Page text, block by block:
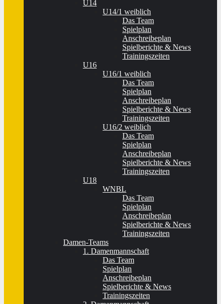
U14
U14/1 weiblich
Das Team
Spielplan
Anschreibeplan
Spielberichte & News
Trainingszeiten
U16
U16/1 weiblich
Das Team
Spielplan
Anschreibeplan
Spielberichte & News
Trainingszeiten
U16/2 weiblich
Das Team
Spielplan
Anschreibeplan
Spielberichte & News
Trainingszeiten
U18
WNBL
Das Team
Spielplan
Anschreibeplan
Spielberichte & News
Trainingszeiten
Damen-Teams
1. Damenmannschaft
Das Team
Spielplan
Anschreibeplan
Spielberichte & News
Trainingszeiten